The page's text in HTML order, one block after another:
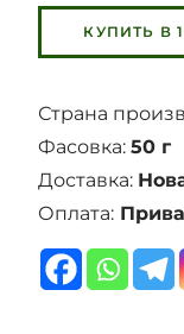
Страна
Фасовка:50 г
Доставка:
Оплата: